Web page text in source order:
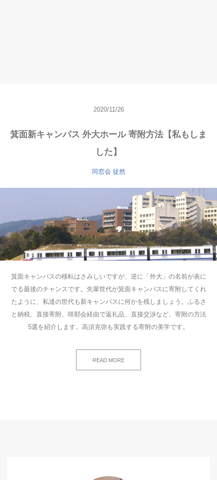
2020/11/26
箕面新キャンパス 外大ホール 寄附方法【私もしま
した】
同窓会 徒然
箕面キャンパスの移転はさみしいですが、逆に「外大」の名前が表に
でる最後のチャンスです。先輩世代が箕面キャンパスに寄附してくれ
たように、私達の世代も新キャンパスに何かを残しましょう。ふるさ
と納税、直接寄附、咲耶会経由で返礼品、直接交渉など、寄附の方法
5選を紹介します。高須克弥も実践する寄附の美学です。
READ MORE